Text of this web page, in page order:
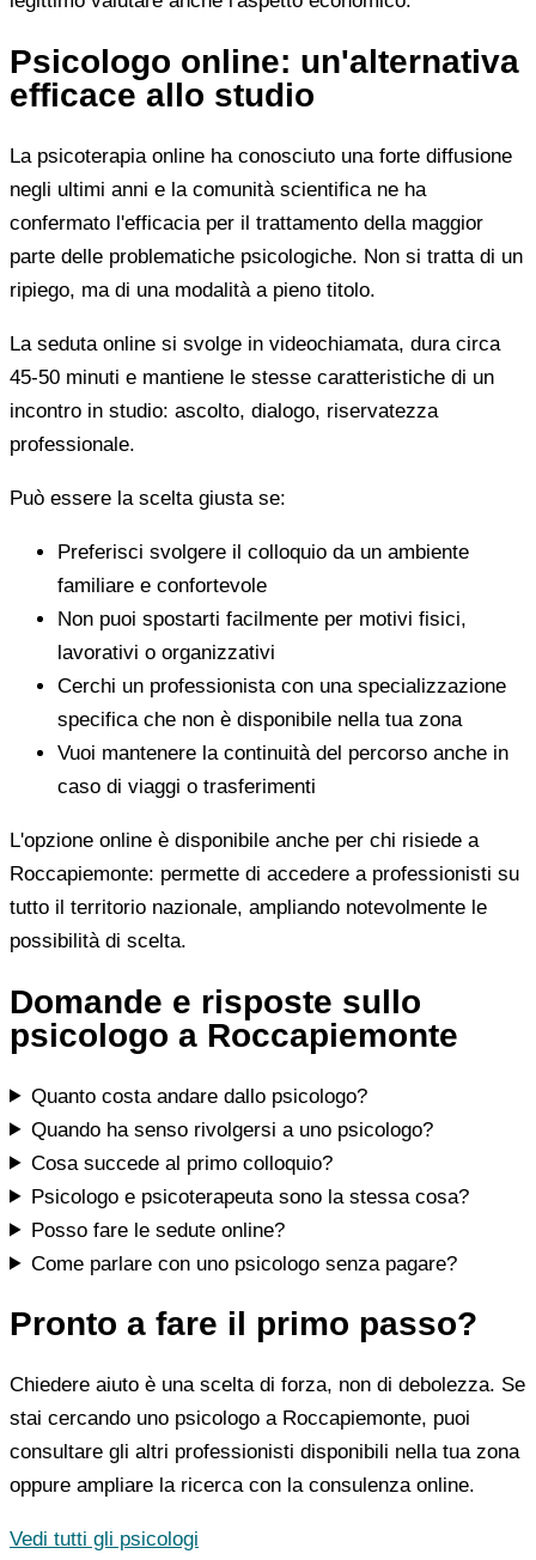
Psicologo online: un'alternativa
efficace allo studio
La psicoterapia online ha conosciuto una forte diffusione
negli ultimi anni e la comunità scientifica ne ha
confermato l'efficacia per il trattamento della maggior
parte delle problematiche psicologiche. Non si tratta di un
ripiego, ma di una modalità a pieno titolo.
La seduta online si svolge in videochiamata, dura circa
45-50 minuti e mantiene le stesse caratteristiche di un
incontro in studio: ascolto, dialogo, riservatezza
professionale.
Può essere la scelta giusta se:
Preferisci svolgere il colloquio da un ambiente
familiare e confortevole
Non puoi spostarti facilmente per motivi fisici,
lavorativi o organizzativi
Cerchi un professionista con una specializzazione
specifica che non è disponibile nella tua zona
Vuoi mantenere la continuità del percorso anche in
caso di viaggi o trasferimenti
L'opzione online è disponibile anche per chi risiede a
Roccapiemonte: permette di accedere a professionisti su
tutto il territorio nazionale, ampliando notevolmente le
possibilità di scelta.
Domande e risposte sullo
psicologo a Roccapiemonte
Quanto costa andare dallo psicologo?
Quando ha senso rivolgersi a uno psicologo?
Cosa succede al primo colloquio?
Psicologo e psicoterapeuta sono la stessa cosa?
Posso fare le sedute online?
Come parlare con uno psicologo senza pagare?
Pronto a fare il primo passo?
Chiedere aiuto è una scelta di forza, non di debolezza. Se
stai cercando uno psicologo a Roccapiemonte, puoi
consultare gli altri professionisti disponibili nella tua zona
oppure ampliare la ricerca con la consulenza online.
Vedi tutti gli psicologi